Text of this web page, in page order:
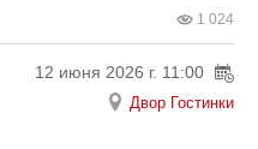
1 024
12 июня 2026 г. 11:00
Двор Гостинки